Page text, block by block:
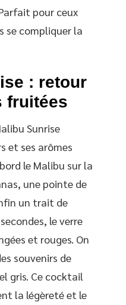
pour ceux
se compliquer la
: retour
fruitées
Sunrise
et ses arômes
le Malibu sur la
une pointe de
un trait de
le verre
et rouges. On
souvenirs de
gris. Ce cocktail
la légèreté et le